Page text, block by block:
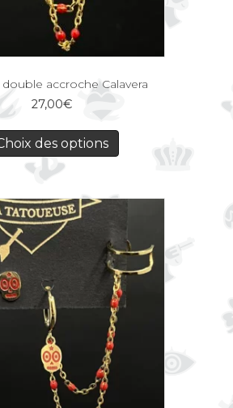
double accroche Calavera
27,00€
des options